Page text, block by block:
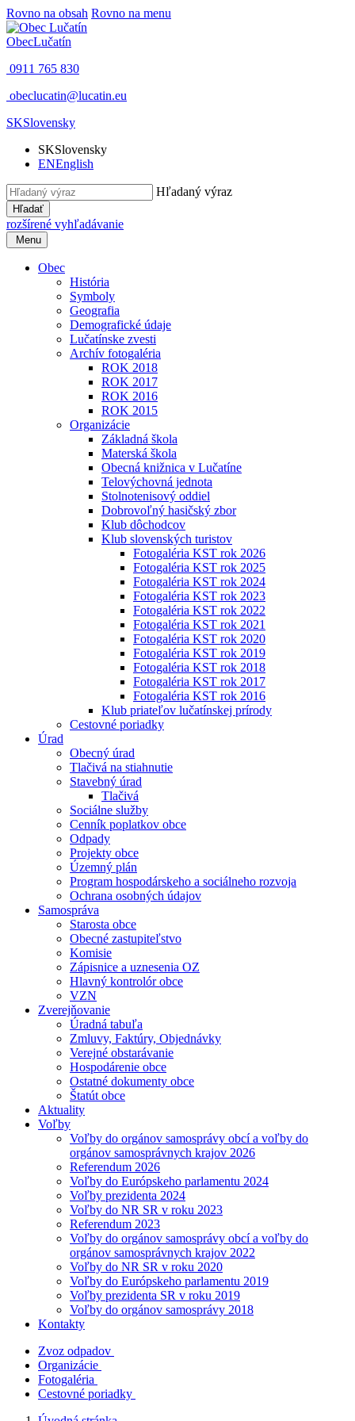
Rovno na obsah Rovno na menu
ObecLučatín
0911 765 830
obeclucatin@lucatin.eu
SKSlovensky
SKSlovensky
ENEnglish
Hľadaný výraz
Hľadať
rozšírené vyhľadávanie
Menu
Obec
História
Symboly
Geografia
Demografické údaje
Lučatínske zvesti
Archív fotogaléria
ROK 2018
ROK 2017
ROK 2016
ROK 2015
Organizácie
Základná škola
Materská škola
Obecná knižnica v Lučatíne
Telovýchovná jednota
Stolnotenisový oddiel
Dobrovoľný hasičský zbor
Klub dôchodcov
Klub slovenských turistov
Fotogaléria KST rok 2026
Fotogaléria KST rok 2025
Fotogaléria KST rok 2024
Fotogaléria KST rok 2023
Fotogaléria KST rok 2022
Fotogaléria KST rok 2021
Fotogaléria KST rok 2020
Fotogaléria KST rok 2019
Fotogaléria KST rok 2018
Fotogaléria KST rok 2017
Fotogaléria KST rok 2016
Klub priateľov lučatínskej prírody
Cestovné poriadky
Úrad
Obecný úrad
Tlačivá na stiahnutie
Stavebný úrad
Tlačivá
Sociálne služby
Cenník poplatkov obce
Odpady
Projekty obce
Územný plán
Program hospodárskeho a sociálneho rozvoja
Ochrana osobných údajov
Samospráva
Starosta obce
Obecné zastupiteľstvo
Komisie
Zápisnice a uznesenia OZ
Hlavný kontrolór obce
VZN
Zverejňovanie
Úradná tabuľa
Zmluvy, Faktúry, Objednávky
Verejné obstarávanie
Hospodárenie obce
Ostatné dokumenty obce
Štatút obce
Aktuality
Voľby
Voľby do orgánov samosprávy obcí a voľby do
orgánov samosprávnych krajov 2026
Referendum 2026
Voľby do Európskeho parlamentu 2024
Voľby prezidenta 2024
Voľby do NR SR v roku 2023
Referendum 2023
Voľby do orgánov samosprávy obcí a voľby do
orgánov samosprávnych krajov 2022
Voľby do NR SR v roku 2020
Voľby do Európskeho parlamentu 2019
Voľby prezidenta SR v roku 2019
Voľby do orgánov samosprávy 2018
Kontakty
Zvoz odpadov
Organizácie
Fotogaléria
Cestovné poriadky